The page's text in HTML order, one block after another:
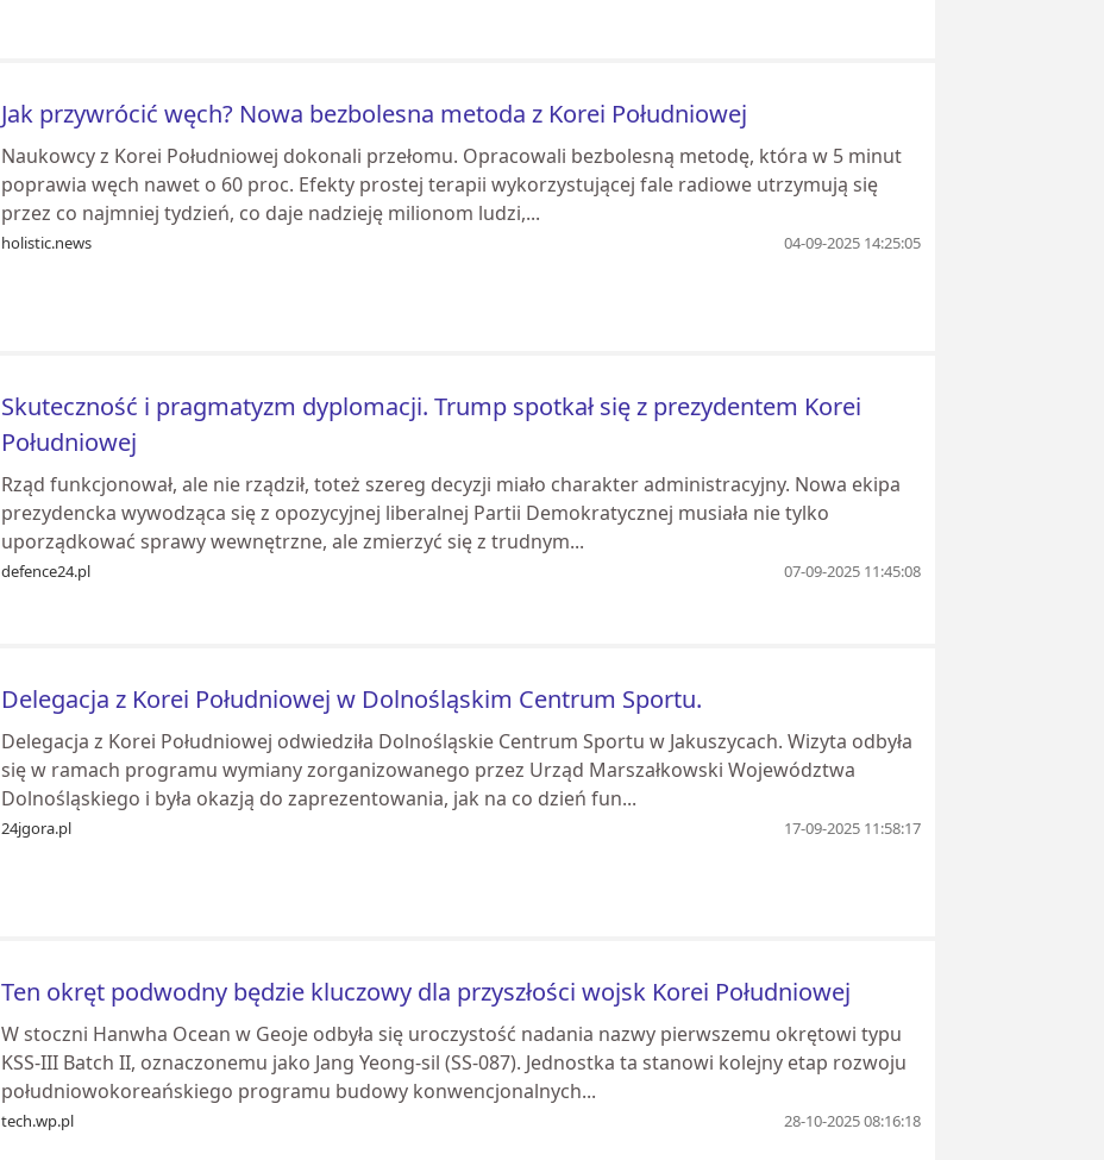
Jak przywrócić węch? Nowa bezbolesna metoda z Korei Południowej
Naukowcy z Korei Południowej dokonali przełomu. Opracowali bezbolesną metodę, która w 5 minut
poprawia węch nawet o 60 proc. Efekty prostej terapii wykorzystującej fale radiowe utrzymują się
przez co najmniej tydzień, co daje nadzieję milionom ludzi,...
holistic.news 04-09-2025 14:25:05
Skuteczność i pragmatyzm dyplomacji. Trump spotkał się z prezydentem Korei
Południowej
Rząd funkcjonował, ale nie rządził, toteż szereg decyzji miało charakter administracyjny. Nowa ekipa
prezydencka wywodząca się z opozycyjnej liberalnej Partii Demokratycznej musiała nie tylko
uporządkować sprawy wewnętrzne, ale zmierzyć się z trudnym...
defence24.pl 07-09-2025 11:45:08
Delegacja z Korei Południowej w Dolnośląskim Centrum Sportu.
Delegacja z Korei Południowej odwiedziła Dolnośląskie Centrum Sportu w Jakuszycach. Wizyta odbyła
się w ramach programu wymiany zorganizowanego przez Urząd Marszałkowski Województwa
Dolnośląskiego i była okazją do zaprezentowania, jak na co dzień fun...
24jgora.pl 17-09-2025 11:58:17
Ten okręt podwodny będzie kluczowy dla przyszłości wojsk Korei Południowej
W stoczni Hanwha Ocean w Geoje odbyła się uroczystość nadania nazwy pierwszemu okrętowi typu
KSS-III Batch II, oznaczonemu jako Jang Yeong-sil (SS-087). Jednostka ta stanowi kolejny etap rozwoju
południowokoreańskiego programu budowy konwencjonalnych...
tech.wp.pl 28-10-2025 08:16:18